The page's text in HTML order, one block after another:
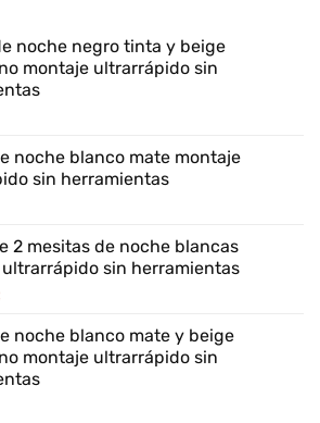
noche negro tinta y beige
montaje ultrarrápido sin
noche blanco mate montaje
sin herramientas
2 mesitas de noche blancas
sin herramientas
noche blanco mate y beige
montaje ultrarrápido sin